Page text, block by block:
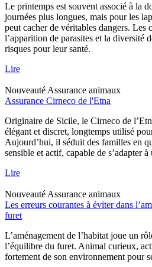
Le printemps est souvent associé à la
journées plus longues, mais pour les
peut cacher de véritables dangers. Les
l’apparition de parasites et la diversité
risques pour leur santé.
Lire
Nouveauté Assurance animaux
Assurance Cirneco de l'Etna
Originaire de Sicile, le Cirneco de
élégant et discret, longtemps utilisé
Aujourd’hui, il séduit des familles en
sensible et actif, capable de s’adapter
Lire
Nouveauté Assurance animaux
Les erreurs courantes à éviter dans
furet
L’aménagement de l’habitat joue un
l’équilibre du furet. Animal curieux,
fortement de son environnement pour